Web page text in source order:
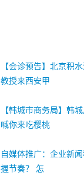
【会诊预告】北京积
教授来西安甲
【韩城市商务局】韩
喊你来吃樱桃
自媒体推广：企业新
握节奏？ 怎